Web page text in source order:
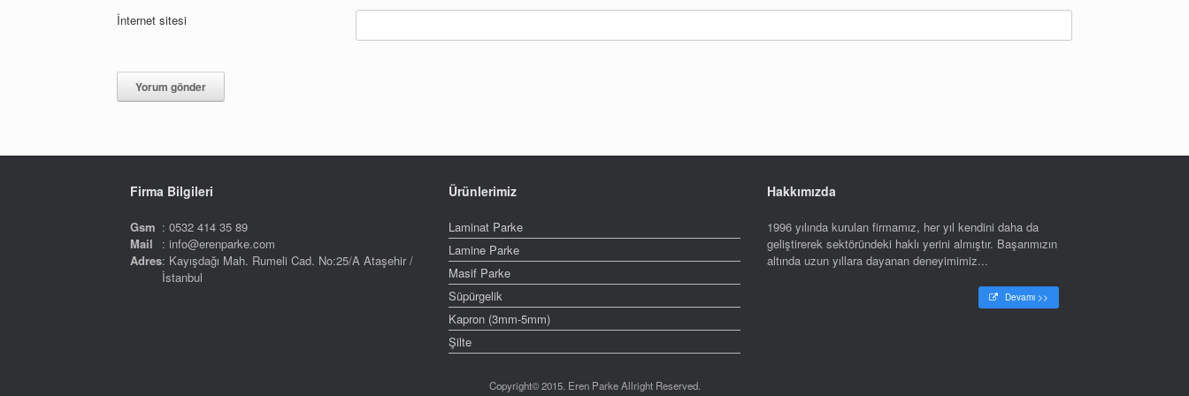
İnternet sitesi
Firma Bilgileri
Gsm : 0532 414 35 89
Mail
: info@erenparke.com
Adres: Kayışdağı Mah. Rumeli Cad. No:25/A Ataşehir /
İstanbul
Ürünlerimiz
Laminat Parke
Lamine Parke
Masif Parke
Süpürgelik
Kapron (3mm-5mm)
Şilte
Hakkımızda
1996 yılında kurulan firmamız, her yıl kendini daha da
geliştirerek sektöründeki haklı yerini almıştır. Başarımızın
altında uzun yıllara dayanan deneyimimiz...
Devamı >>
Copyright© 2015. Eren Parke Allright Reserved.